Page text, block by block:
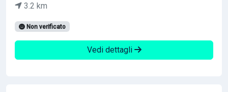
3.2 km
Non verificato
Vedi dettagli